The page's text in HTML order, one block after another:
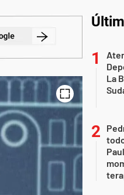
La